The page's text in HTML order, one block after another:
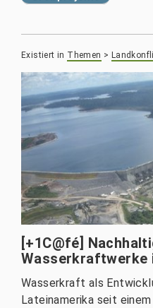
Existiert in Themen >
[+1C@fé]
Wasserkraftwerke
Wasserkraft als
Lateinamerika seit